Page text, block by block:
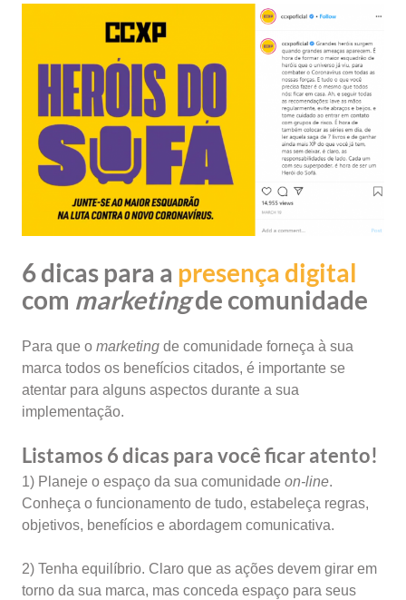
6 dicas para a presença digital
com marketingde comunidade
Para que o marketing de comunidade forneça à sua
marca todos os benefícios citados, é importante se
atentar para alguns aspectos durante a sua
implementação.
Listamos 6 dicas para você ficar atento!
1) Planeje o espaço da sua comunidade on-line.
Conheça o funcionamento de tudo, estabeleça regras,
objetivos, benefícios e abordagem comunicativa.
2) Tenha equilíbrio. Claro que as ações devem girar em
torno da sua marca, mas conceda espaço para seus